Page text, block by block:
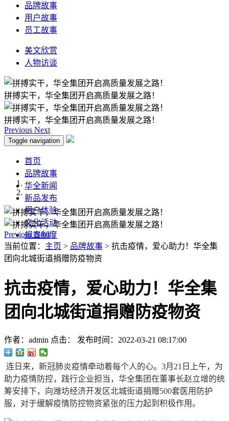
品牌故事
用户故事
员工故事
美文欣赏
人物访谈
拼搏实干，华全集团开启高质量发展之路！
拼搏实干，华全集团开启高质量发展之路！
Previous Next
Toggle navigation
首页
品牌故事
华全新闻
新品发布
用户体验
文化活动
规章制度
Previous Next
当前位置： 主页 > 品牌故事 > 抗击疫情，爱心助力！华全集
团向北城街道捐赠防疫物资
抗击疫情，爱心助力！华全集
团向北城街道捐赠防疫物资
作者：admin 点击： 发布时间：2022-03-21 08:17:00
连日来，新冠肺炎疫情牵动着每个人的心。3月21日上午，为
助力疫情防控，践行企业担当，华全集团在董事长赵立增的统
筹安排下，向潍坊经济开发区北城街道捐赠500套医用防护
服，对于缓解疫情防控物资紧张的压力起到积极作用。